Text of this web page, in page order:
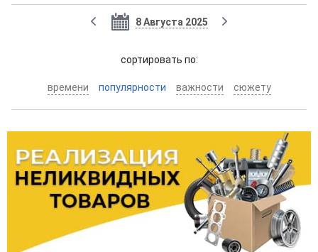
8 Августа 2025
cортировать по:
времени популярности важности сюжету